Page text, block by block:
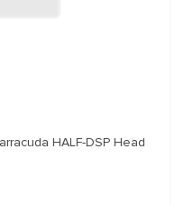
HALF-DSP Head